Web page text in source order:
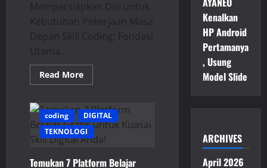
Mempersiapkan Diri untuk
Kebutuhan Pekerjaan Masa
Depan Skill Coding: Fondasi
Utama...
Read MoreRead
more
Digital
2025:
Desain,
Coding
&
untuk
Karier
coding
DIGITAL
TEKNOLOGI
Temukan 7 Platform Belajar
Kenalkan
HP Android
Pertamanya
, Usung
Model Slide
ARCHIVES
April 2026